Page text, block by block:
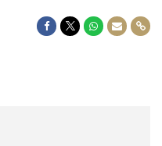
Delen op Facebook
Delen op Twitter
Delen op
Delen